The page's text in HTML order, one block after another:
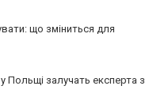
що зміниться для
Польщі залучать експерта з